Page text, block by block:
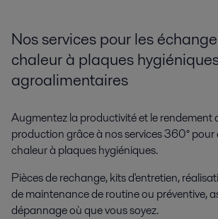
Nos services pour les
chaleur à plaques
agroalimentaires
Augmentez la productivité et le rendement
production grâce à nos services 360°
chaleur à plaques hygiéniques.
Pièces de rechange, kits d'entretien,
de maintenance de routine ou préventive,
dépannage où que vous soyez.